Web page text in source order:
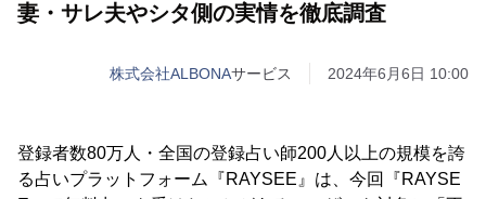
妻・サレ夫やシタ側の実情を徹底調査
株式会社ALBONAサービス 2024年6月6日 10:00
登録者数80万人・全国の登録占い師200人以上の規模を誇
る占いプラットフォーム『RAYSEE』は、今回『RAYSE